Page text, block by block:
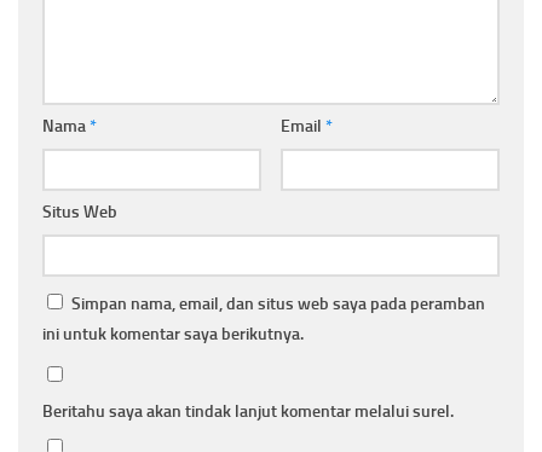
Nama* Email *
Situs Web
Simpan nama, email, dan situs web saya pada peramban
ini untuk komentar saya berikutnya.
Beritahu saya akan tindak lanjut komentar melalui surel.